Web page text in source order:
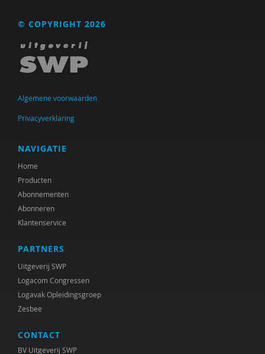
Stephen A. Anderson
Ralph A. Brown
Wilna A.J. Meijer
Suzan van der Aa
NORA AARENDONK
Yvonne Aartsen
Martine Abels
Felix Adler
W.F. Admiraal
© COPYRIGHT 2026
Algemene voorwaarden
Privacyverklaring
NAVIGATIE
Home
Producten
Abonnementen
Abonneren
Klantenservice
PARTNERS
Uitgeverij SWP
Logacom Congressen
Logavak Opleidingsgroep
Zesbee
CONTACT
BV Uitgeverij SWP